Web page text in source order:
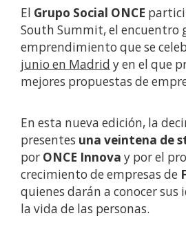
El Grupo Social ONCE
South Summit, el encuentro
emprendimiento que se
junio en Madrid y en el que
mejores propuestas de
En esta nueva edición, la
presentes una veintena de
por ONCE Innova y por el
crecimiento de empresas de
quienes darán a conocer sus
la vida de las personas.